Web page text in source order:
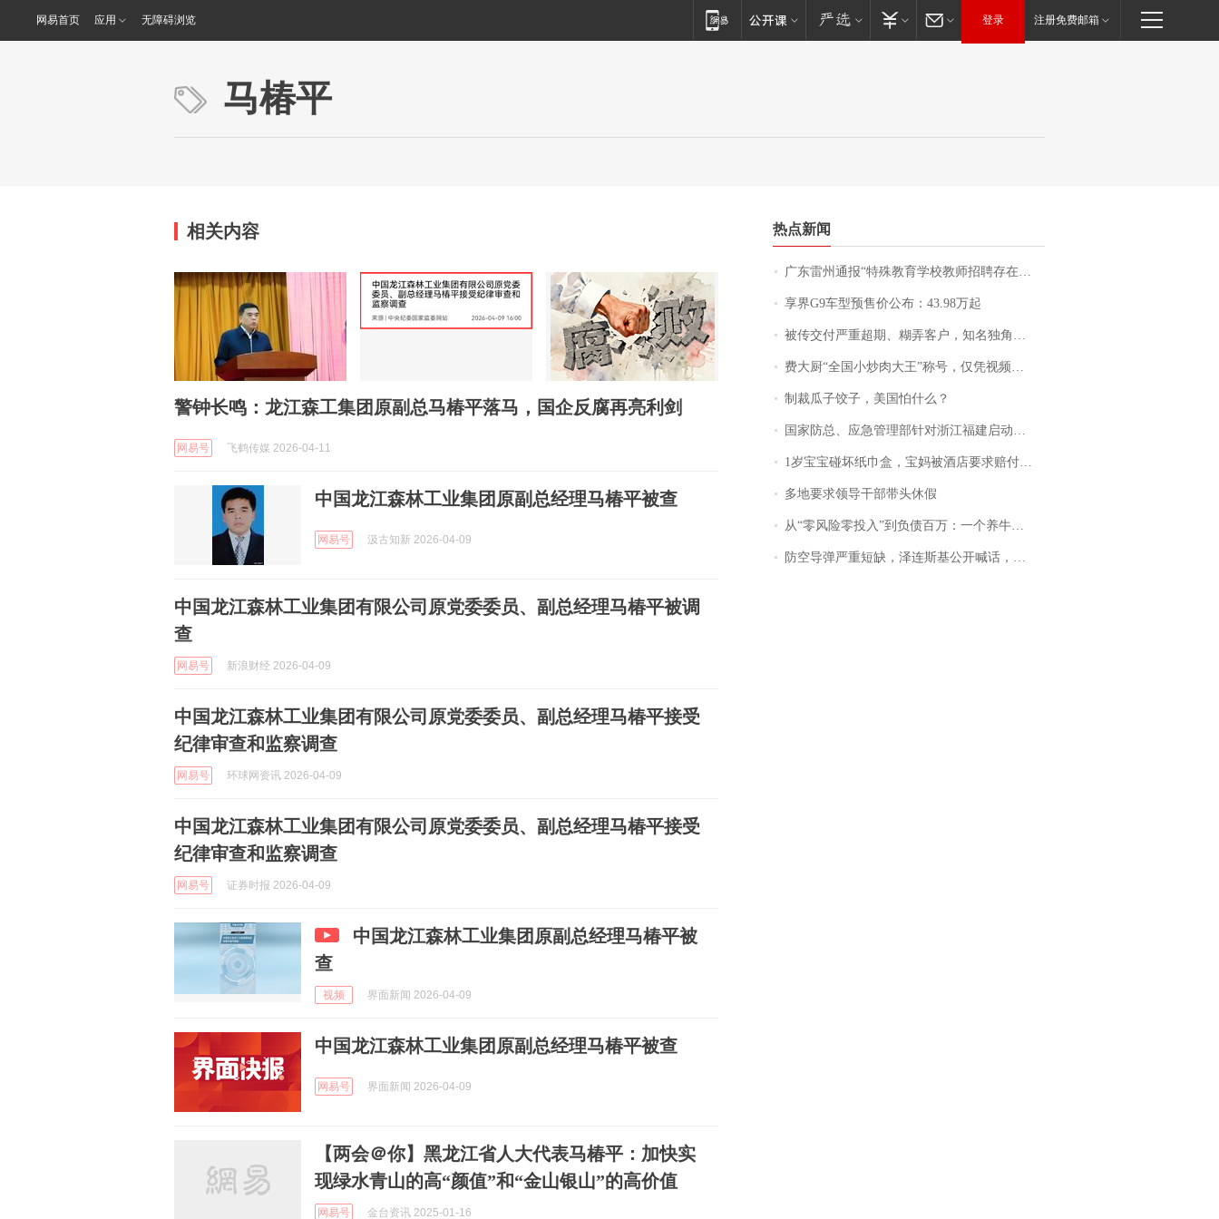
网易首页 应用 无障碍浏览 登录 注册免费邮箱
马椿平
相关内容
警钟长鸣：龙江森工集团原副总马椿平落马，国企反腐再亮利剑
网易号 飞鹤传媒 2026-04-11
中国龙江森林工业集团原副总经理马椿平被查
网易号 汲古知新 2026-04-09
中国龙江森林工业集团有限公司原党委委员、副总经理马椿平被调
查
网易号 新浪财经 2026-04-09
中国龙江森林工业集团有限公司原党委委员、副总经理马椿平接受
纪律审查和监察调查
网易号 环球网资讯 2026-04-09
中国龙江森林工业集团有限公司原党委委员、副总经理马椿平接受
纪律审查和监察调查
网易号 证券时报 2026-04-09
中国龙江森林工业集团原副总经理马椿平被
查
视频 界面新闻 2026-04-09
中国龙江森林工业集团原副总经理马椿平被查
网易号 界面新闻 2026-04-09
【两会＠你】黑龙江省人大代表马椿平：加快实
现绿水青山的高“颜值”和“金山银山”的高价值
网易号 金台资讯 2025-01-16
热点新闻
广东雷州通报“特殊教育学校教师招聘存在违规行为”：已启动问责程序 副校长被停职
享界G9车型预售价公布：43.98万起
被传交付严重超期、糊弄客户，知名独角兽车企创始人回应：都没证据，将依法采取措施，“本人长期与美国交管局保持沟通，对方表示肯定”
费大厨“全国小炒肉大王”称号，仅凭视频评出？中国烹饪协会回应
制裁瓜子饺子，美国怕什么？
国家防总、应急管理部针对浙江福建启动防汛防台风四级应急响应
1岁宝宝碰坏纸巾盒，宝妈被酒店要求赔付924元！三亚一酒店回复：骨瓷定制！网友一查价格，吵翻了
多地要求领导干部带头休假
从“零风险零投入”到负债百万：一个养牛项目崩盘后，谁该为农户的贷款买单丨红星调查
防空导弹严重短缺，泽连斯基公开喊话，乌克兰失去导弹拦截能力？